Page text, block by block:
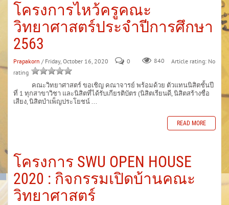
โครงการไหว้ครูคณะ
วิทยาศาสตร์ประจำปีการศึกษา
2563
Prapakorn / Friday, October 16, 2020 0 840
Article rating: No
rating
คณะวิทยาศาสตร์ ขอเชิญ คณาจารย์ พร้อมด้วย ตัวแทนนิสิตชั้นปี
ที่ 1 ทุกสาขาวิชา และนิสิตที่ได้รับเกียรติบัตร (นิสิตเรียนดี, นิสิตสร้างชื่อ
เสียง, นิสิตบำเพ็ญประโยชน์ ...
READ MORE
โครงการ SWU OPEN HOUSE
2020 : กิจกรรมเปิดบ้านคณะ
วิทยาศาสตร์